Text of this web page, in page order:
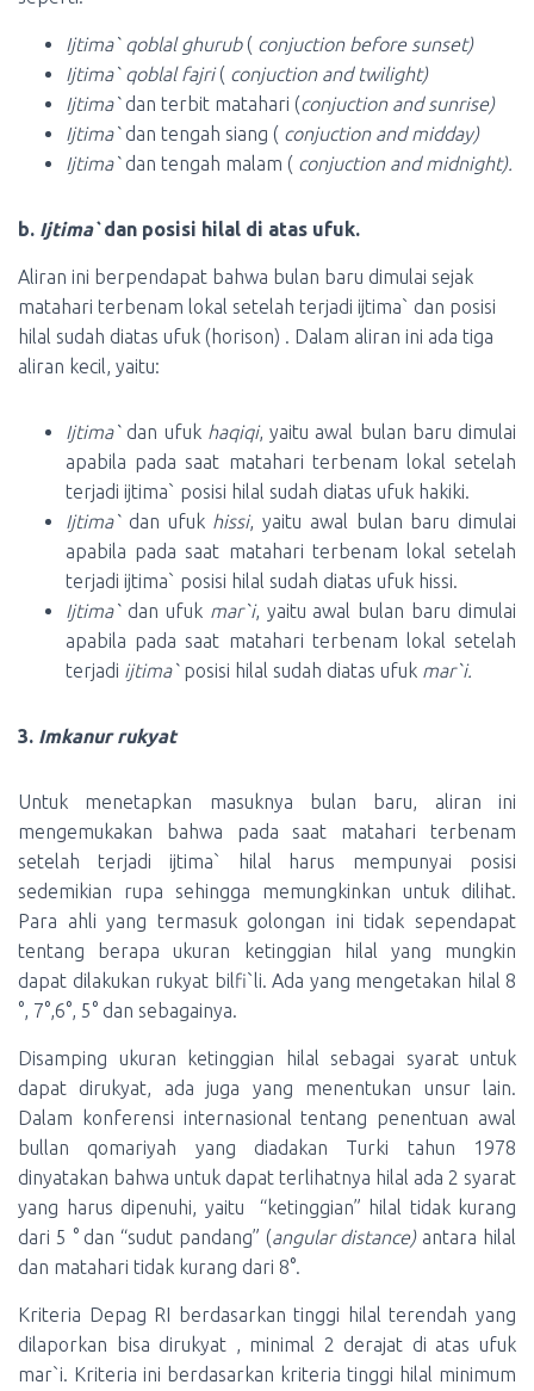
Ijtima` qoblal ghurub( conjuction before sunset)
Ijtima` qoblal fajri( conjuction and twilight)
Ijtima`dan terbit matahari (conjuction and sunrise)
Ijtima`dan tengah siang ( conjuction and midday)
Ijtima`dan tengah malam ( conjuction and midnight).
b. Ijtima`dan posisi hilal di atas ufuk.
Aliran ini berpendapat bahwa bulan baru dimulai sejak
matahari terbenam lokal setelah terjadi ijtima` dan posisi
hilal sudah diatas ufuk (horison) . Dalam aliran ini ada tiga
aliran kecil, yaitu:
Ijtima`dan ufuk haqiqi, yaitu awal bulan baru dimulai
apabila pada saat matahari terbenam lokal setelah
terjadi ijtima` posisi hilal sudah diatas ufuk hakiki.
Ijtima`dan ufuk hissi, yaitu awal bulan baru dimulai
apabila pada saat matahari terbenam lokal setelah
terjadi ijtima` posisi hilal sudah diatas ufuk hissi.
Ijtima`dan ufuk mar`i, yaitu awal bulan baru dimulai
apabila pada saat matahari terbenam lokal setelah
terjadi ijtima`posisi hilal sudah diatas ufuk mar`i.
3. Imkanur rukyat
Untuk menetapkan masuknya bulan baru, aliran ini
mengemukakan bahwa pada saat matahari terbenam
setelah terjadi ijtima` hilal harus mempunyai posisi
sedemikian rupa sehingga memungkinkan untuk dilihat.
Para ahli yang termasuk golongan ini tidak sependapat
tentang berapa ukuran ketinggian hilal yang mungkin
dapat dilakukan rukyat bilfi`li. Ada yang mengetakan hilal 8
°, 7°,6°, 5° dan sebagainya.
Disamping ukuran ketinggian hilal sebagai syarat untuk
dapat dirukyat, ada juga yang menentukan unsur lain.
Dalam konferensi internasional tentang penentuan awal
bullan qomariyah yang diadakan Turki tahun 1978
dinyatakan bahwa untuk dapat terlihatnya hilal ada 2 syarat
yang harus dipenuhi, yaitu “ketinggian” hilal tidak kurang
dari 5 ° dan “sudut pandang” (angular distance)antara hilal
dan matahari tidak kurang dari 8°.
Kriteria Depag RI berdasarkan tinggi hilal terendah yang
dilaporkan bisa dirukyat , minimal 2 derajat di atas ufuk
mar`i. Kriteria ini berdasarkan kriteria tinggi hilal minimum